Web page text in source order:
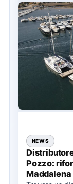
NEWS
Pozzo:
Maddalena